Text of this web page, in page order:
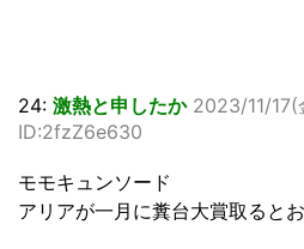
24: 激熱と申したか 2023/11/17(
ID:2fzZ6e630
モモキュンソード
アリアが一月に糞台大賞取ると